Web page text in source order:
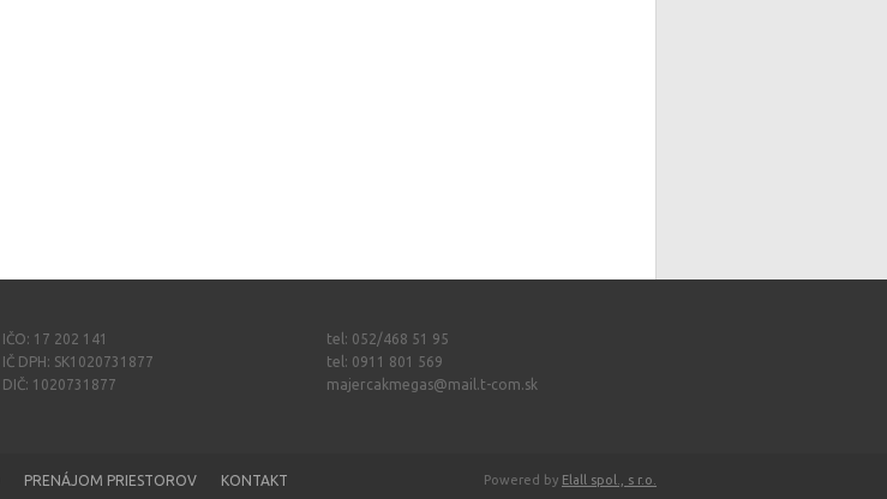
IČO: 17 202 141
IČ DPH: SK1020731877
DIČ: 1020731877
tel: 052/468 51 95
tel: 0911 801 569
majercakmegas@mail.t-com.sk
PRENÁJOM PRIESTOROV KONTAKT Powered by Elall spol., s r.o.